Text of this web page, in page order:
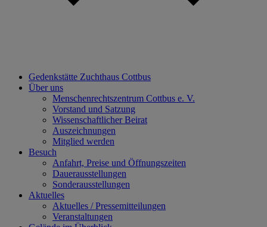
Gedenkstätte Zuchthaus Cottbus
Über uns
Menschenrechtszentrum Cottbus e. V.
Vorstand und Satzung
Wissenschaftlicher Beirat
Auszeichnungen
Mitglied werden
Besuch
Anfahrt, Preise und Öffnungszeiten
Dauerausstellungen
Sonderausstellungen
Aktuelles
Aktuelles / Pressemitteilungen
Veranstaltungen